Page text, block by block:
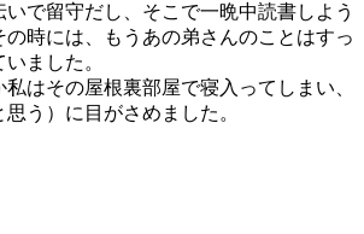
で留守だし、そこで一晩中読書しよう
の時には、もうあの弟さんのことはすっ
ました。
はその屋根裏部屋で寝入ってしまい、
う）に目がさめました。